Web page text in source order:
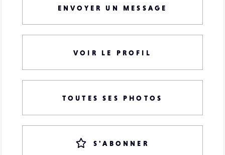
ENVOYER UN MESSAGE
VOIR LE PROFIL
TOUTES SES PHOTOS
S'ABONNER